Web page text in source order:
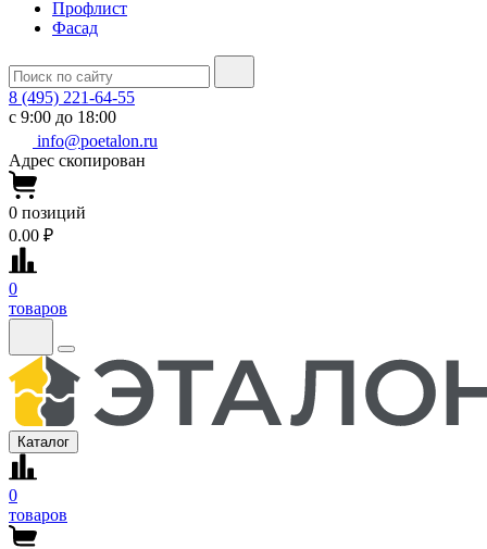
Профлист
Фасад
8 (495) 221-64-55
с 9:00 до 18:00
info@poetalon.ru
Адрес скопирован
0 позиций
0.00 ₽
0
товаров
Каталог
0
товаров